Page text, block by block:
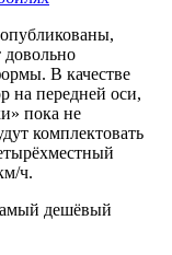
довольно
В качестве
на передней оси,
пока не
комплектовать
ч.